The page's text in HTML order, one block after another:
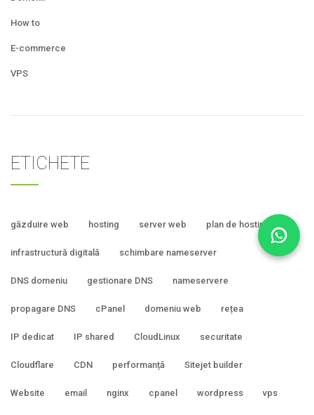
How to
E-commerce
VPS
ETICHETE
găzduire web hosting server web plan de hosting
infrastructură digitală schimbare nameserver
DNS domeniu gestionare DNS nameservere
propagare DNS cPanel domeniu web rețea
IP dedicat IP shared CloudLinux securitate
Cloudflare CDN performanță Sitejet builder
Website email nginx cpanel wordpress vps